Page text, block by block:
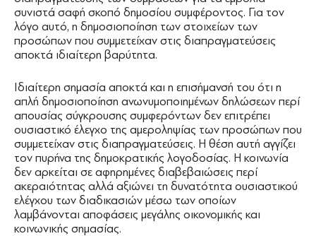
συνιστά σαφή σκοπό δημοσίου συμφέροντος. Για τον
λόγο αυτό, η δημοσιοποίηση των στοιχείων των
προσώπων που συμμετείχαν στις διαπραγματεύσεις
αποκτά ιδιαίτερη βαρύτητα.
Ιδιαίτερη σημασία αποκτά και η επισήμανσή του ότι η
απλή δημοσιοποίηση ανωνυμοποιημένων δηλώσεων περί
απουσίας σύγκρουσης συμφερόντων δεν επιτρέπει
ουσιαστικό έλεγχο της αμεροληψίας των προσώπων που
συμμετείχαν στις διαπραγματεύσεις. Η θέση αυτή αγγίζει
τον πυρήνα της δημοκρατικής λογοδοσίας. Η κοινωνία
δεν αρκείται σε αφηρημένες διαβεβαιώσεις περί
ακεραιότητας αλλά αξιώνει τη δυνατότητα ουσιαστικού
ελέγχου των διαδικασιών μέσω των οποίων
λαμβάνονται αποφάσεις μεγάλης οικονομικής και
κοινωνικής σημασίας.